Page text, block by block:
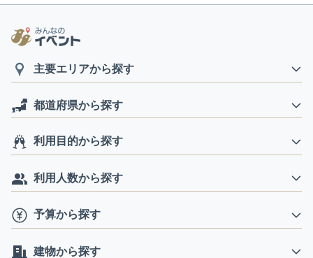
主要エリアから探す
都道府県から探す
利用目的から探す
利用人数から探す
予算から探す
建物から探す